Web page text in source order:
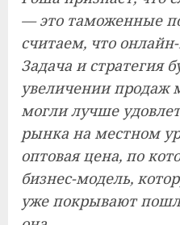
— это таможенные
считаем, что
Задача и стратегия
увеличении продаж
могли лучше
рынка на местном
оптовая цена, по
бизнес-модель,
уже покрывают